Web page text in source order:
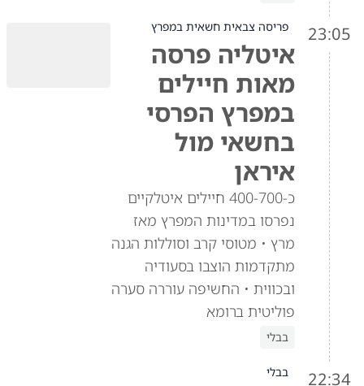
23:05 פריסה צבאית חשאית במפרץ
איטליה פרסה
מאות חיילים
במפרץ הפרסי
בחשאי מול
איראן
כ-400-700 חיילים איטלקיים
נפרסו במדינות המפרץ מאז
מרץ • מטוסי קרב וסוללות הגנה
מתקדמות הוצבו בסעודיה
ובכווית • החשיפה עוררה סערה
פוליטית ברומא
בבלי
22:34 בבלי